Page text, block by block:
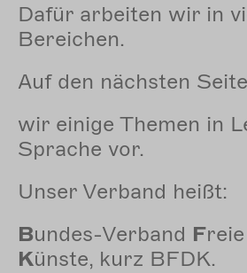
Dafür arbeiten wir in
Bereichen.
Auf den nächsten
wir einige Themen in
Sprache vor.
Unser Verband heißt:
Bundes-Verband Freie
Künste, kurz BFDK.